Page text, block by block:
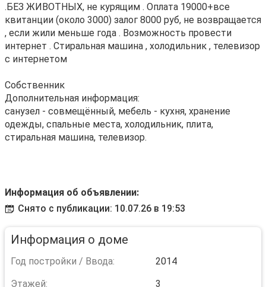
.БЕЗ ЖИВОТНЫХ, не курящим . Оплата 19000+все
квитанции (около 3000) залог 8000 руб, не возвращается
, если жили меньше года . Возможность провести
интернет . Стиральная машина , холодильник , телевизор
с интернетом
Собственник
Дополнительная информация:
санузел - совмещённый, мебель - кухня, хранение
одежды, спальные места, холодильник, плита,
стиральная машина, телевизор.
Информация об объявлении:
Снято с публикации: 10.07.26 в 19:53
Информация о доме
Год постройки / Ввода:
2014
Этажей:
3